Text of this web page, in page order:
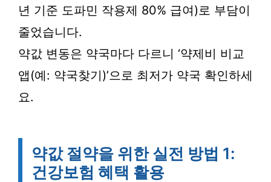
년 기준 도파민 작용제 80% 급여)로 부담이
줄었습니다.
약값 변동은 약국마다 다르니 ‘약제비 비교
앱(예: 약국찾기)’으로 최저가 약국 확인하세
요.
약값 절약을 위한 실전 방법 1:
건강보험 혜택 활용